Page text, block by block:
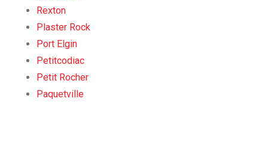
Rexton
Plaster Rock
Port Elgin
Petitcodiac
Petit Rocher
Paquetville